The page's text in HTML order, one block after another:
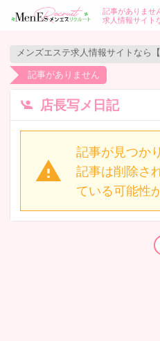
記事がありませ
求人情報サイト
記事がありません
店長写メ日記
記事が見つか
記事は削除さ
ている可能性